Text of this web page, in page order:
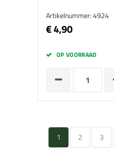
Artikelnummer: 4924
€ 4,90
OP VOORRAAD
1 2 3